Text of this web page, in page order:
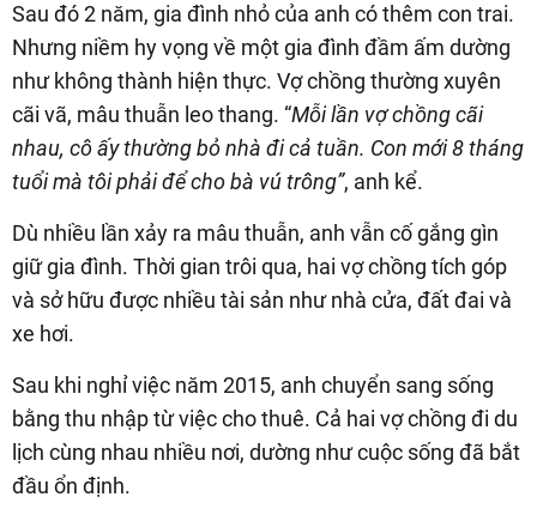
Sau đó 2 năm, gia đình nhỏ của anh có thêm con trai.
Nhưng niềm hy vọng về một gia đình đầm ấm dường
như không thành hiện thực. Vợ chồng thường xuyên
cãi vã, mâu thuẫn leo thang. “Mỗi lần vợ chồng cãi
nhau, cô ấy thường bỏ nhà đi cả tuần. Con mới 8 tháng
tuổi mà tôi phải để cho bà vú trông”, anh kể.
Dù nhiều lần xảy ra mâu thuẫn, anh vẫn cố gắng gìn
giữ gia đình. Thời gian trôi qua, hai vợ chồng tích góp
và sở hữu được nhiều tài sản như nhà cửa, đất đai và
xe hơi.
Sau khi nghỉ việc năm 2015, anh chuyển sang sống
bằng thu nhập từ việc cho thuê. Cả hai vợ chồng đi du
lịch cùng nhau nhiều nơi, dường như cuộc sống đã bắt
đầu ổn định.